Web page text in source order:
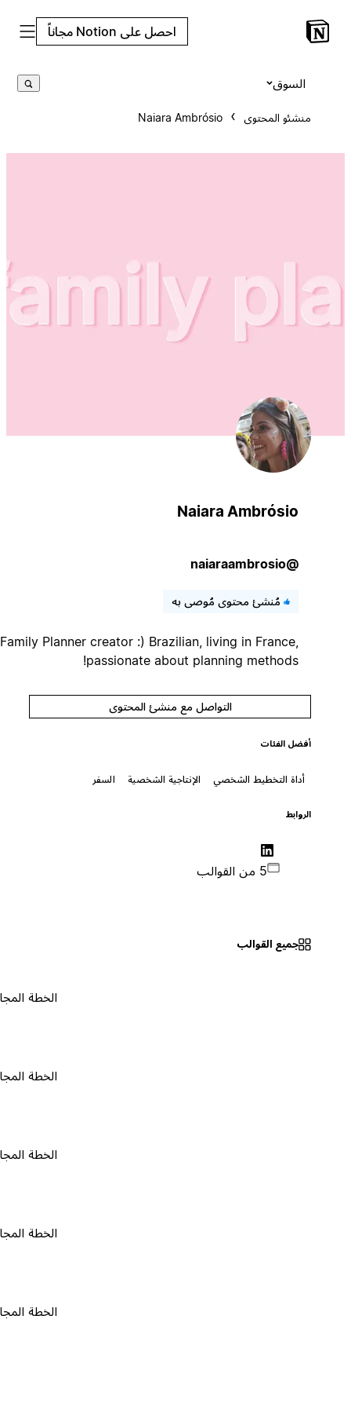
احصل على Notion مجاناً
منشئو المحتوى Naiara Ambrósio
Naiara Ambrósio
مُنشئ محتوى مُوصى به
The Family Planner creator :) Brazilian, living in France,
passionate about planning methods!
التواصل مع منشئ المحتوى
أفضل الفئات
أداة التخطيط الشخصي الإنتاجية الشخصية السفر
جميع القوالب
الخطة المجانية ٠
الخطة المجانية ٠
الخطة المجانية ٠
الخطة المجانية ٠
الخطة المجانية ٠